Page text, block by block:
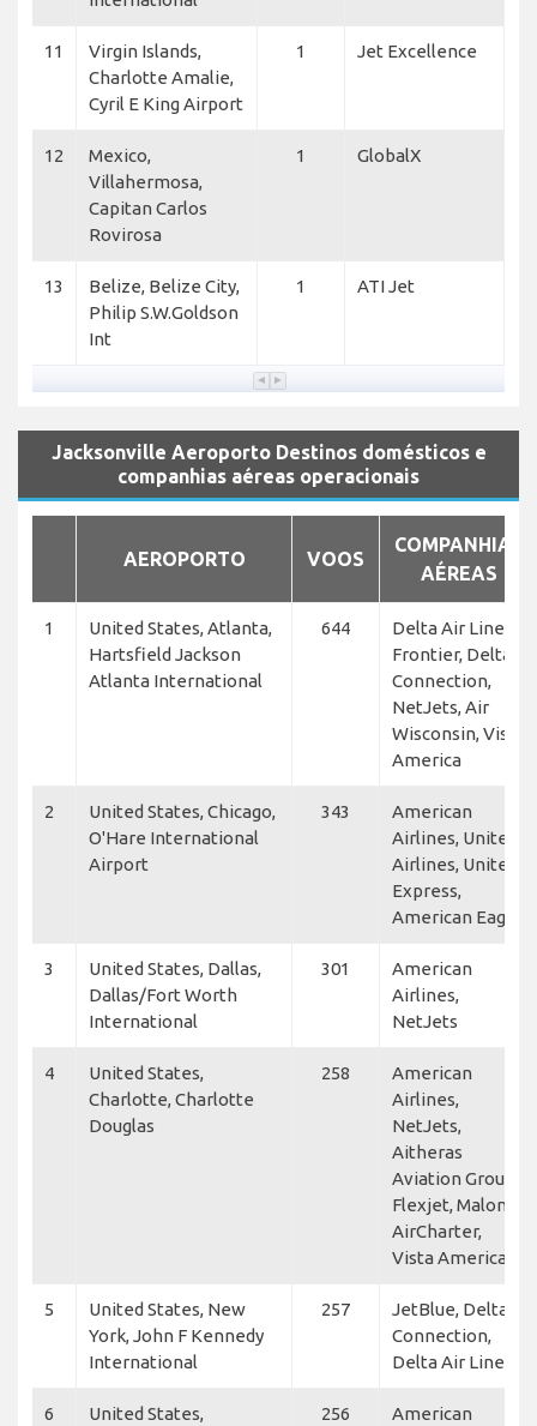
11
Virgin Islands,
Charlotte Amalie,
Cyril E King Airport
1 Jet Excellence
12
Mexico,
Villahermosa,
Capitan Carlos
Rovirosa
1 GlobalX
13
Belize, Belize City,
Philip S.W.Goldson
Int
1 ATI Jet
Jacksonville Aeroporto Destinos domésticos e
companhias aéreas operacionais
AEROPORTO VOOS
COMPANHIAS
AÉREAS
1
United States, Atlanta,
Hartsfield Jackson
Atlanta International
644
Delta Air Lines,
Frontier, Delta
Connection,
NetJets, Air
Wisconsin, Vista
America
2
United States, Chicago,
O'Hare International
Airport
343
American
Airlines, United
Airlines, United
Express,
American Eagle
3
United States, Dallas,
Dallas/Fort Worth
International
301
American
Airlines,
NetJets
4
United States,
Charlotte, Charlotte
Douglas
258
American
Airlines,
NetJets,
Aitheras
Aviation Group,
Flexjet, Malone
AirCharter,
Vista America
5
United States, New
York, John F Kennedy
International
257
JetBlue, Delta
Connection,
Delta Air Lines
6
United States,
256
American